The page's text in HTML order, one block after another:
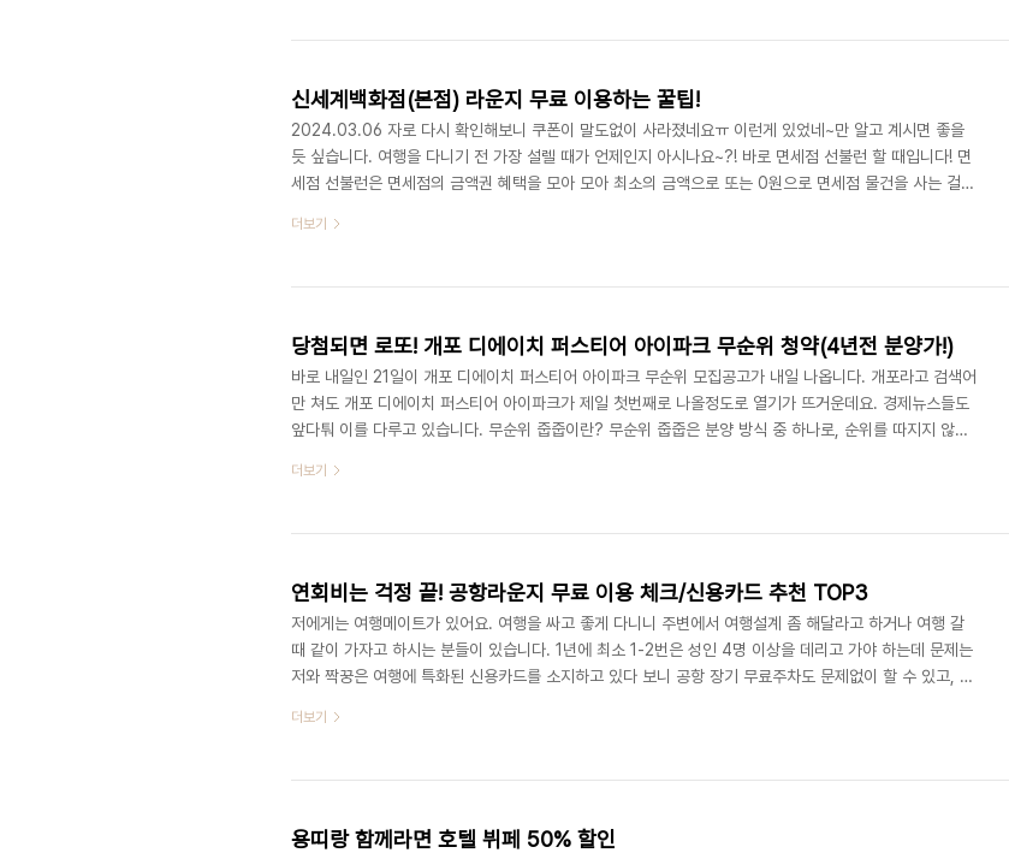
드는 대부분 연회비를 뽕뽑을 수 있으면서 신용카드 혜택은 다 받을 수 있는 꿀카드..
신세계백화점(본점) 라운지 무료 이용하는 꿀팁!
2024.03.06 자로 다시 확인해보니 쿠폰이 말도없이 사라졌네요ㅠ 이런게 있었네~만 알고 계시면 좋을
듯 싶습니다. 여행을 다니기 전 가장 설렐 때가 언제인지 아시나요~?! 바로 면세점 선불런 할 때입니다! 면
세점 선불런은 면세점의 금액권 혜택을 모아 모아 최소의 금액으로 또는 0원으로 면세점 물건을 사는 걸
버스회원일 시에는 1만원을 증정합니다. 저는 본점은 신세계면세점 선불런을 위해 여행 90일 전부터 매달
계 백화점 라운지 이용!입니다. 이용 자격 √ 더 라운지 앱 회원님 √ 신세계 백화점 본점..
더보기
당첨되면 로또! 개포 디에이치 퍼스티어 아이파크 무순위 청약(4년전 분양가!)
바로 내일인 21일이 개포 디에이치 퍼스티어 아이파크 무순위 모집공고가 내일 나옵니다. 개포라고 검색어
만 쳐도 개포 디에이치 퍼스티어 아이파크가 제일 첫번째로 나올정도로 열기가 뜨거운데요. 경제뉴스들도
앞다퉈 이를 다루고 있습니다. 무순위 줍줍이란? 무순위 줍줍은 분양 방식 중 하나로, 순위를 따지지 않고
어, 무순위 줍줍이 당첨이 되었다고 한다면 바로 지불할 수 있는 계약금에 대해서도 생각해봐야 봐야한다.
로 (주차대수 세대 당 1.96대)로 대단지 아파트입니다. 또한 초등학교와 중학교를 품고 있으..
더보기
연회비는 걱정 끝! 공항라운지 무료 이용 체크/신용카드 추천 TOP3
저에게는 여행메이트가 있어요. 여행을 싸고 좋게 다니니 주변에서 여행설계 좀 해달라고 하거나 여행 갈
때 같이 가자고 하시는 분들이 있습니다. 1년에 최소 1-2번은 성인 4명 이상을 데리고 가야 하는데 문제는
저와 짝꿍은 여행에 특화된 신용카드를 소지하고 있다 보니 공항 장기 무료주차도 문제없이 할 수 있고, 공
다. 이 좋은걸 혼자 하자니 동행하는 다른 가족이 항상 마음에 걸리더라고요. 그래서 매번 공항라운지를 무
같아요 ㅎㅎ 생각해 보니 여행 몇 달 전부터 사실 비행기, 호텔설계, 공항까지 신경 쓰려니 지치..
더보기
용띠랑 함께라면 호텔 뷔페 50% 할인